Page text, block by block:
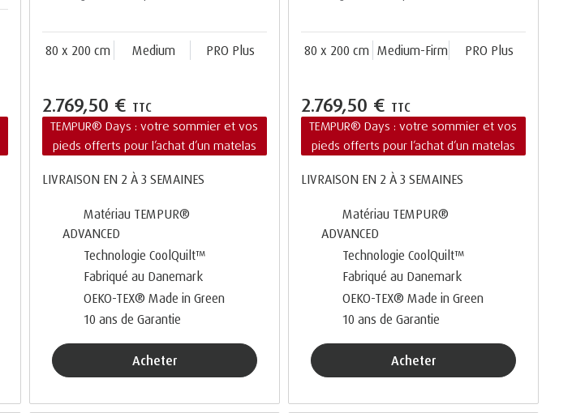
80 x 200 cm Medium PRO Plus
2.769,50 € TTC
TEMPUR® Days : votre sommier et vos
pieds offerts pour l’achat d’un matelas
LIVRAISON EN 2 À 3 SEMAINES
Matériau TEMPUR®
ADVANCED
Technologie CoolQuilt™
Fabriqué au Danemark
OEKO-TEX® Made in Green
10 ans de Garantie
Acheter
80 x 200 cm Medium-Firm PRO Plus
2.769,50 € TTC
TEMPUR® Days : votre sommier et vos
pieds offerts pour l’achat d’un matelas
LIVRAISON EN 2 À 3 SEMAINES
Matériau TEMPUR®
ADVANCED
Technologie CoolQuilt™
Fabriqué au Danemark
OEKO-TEX® Made in Green
10 ans de Garantie
Acheter